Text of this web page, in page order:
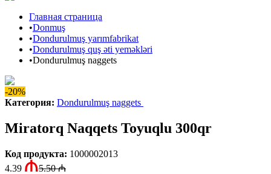
Главная страница
•Donmuş
•Dondurulmuş yarımfabrikat
•Dondurulmuş quş əti yeməkləri
•Dondurulmuş naggets
-20%
Категория: Dondurulmuş naggets
Miratorq Naqqets Toyuqlu 300qr
Код продукта: 1000002013
4.39
5.50₼